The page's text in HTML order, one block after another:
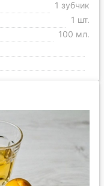
1 зубчик
1 шт.
100 мл.